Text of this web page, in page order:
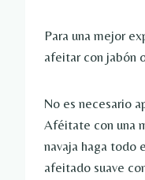
Para una mejor
afeitar con jabón
No es necesario
Aféitate con una
navaja haga todo
afeitado suave